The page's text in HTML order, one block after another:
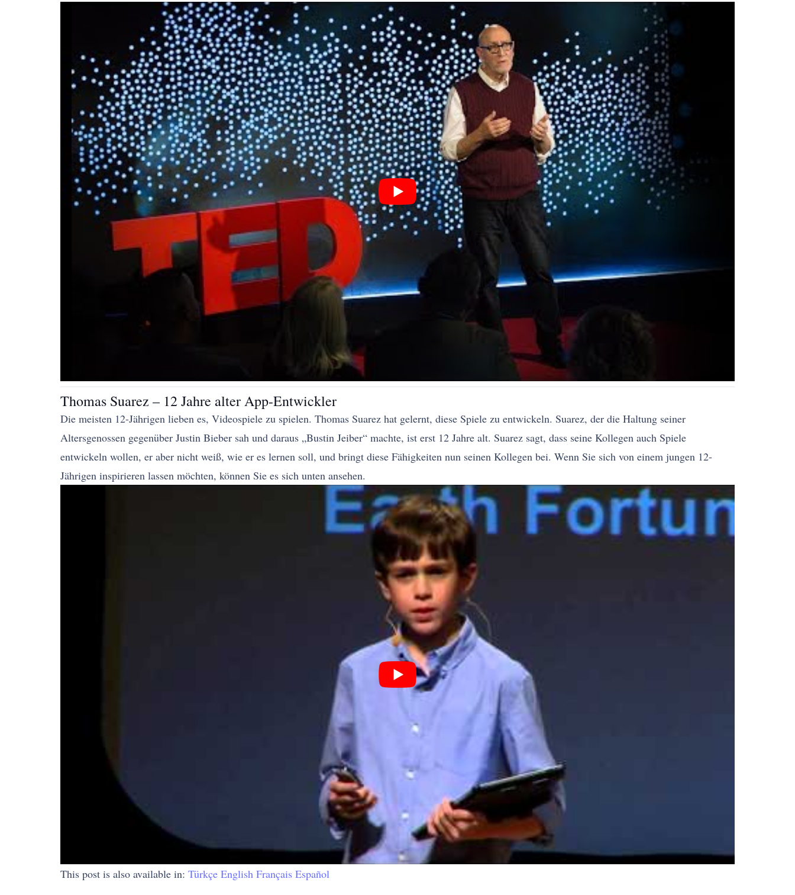
Thomas Suarez – 12 Jahre alter App-Entwickler
Die meisten 12-Jährigen lieben es, Videospiele zu spielen. Thomas Suarez hat gelernt, diese Spiele zu entwickeln. Suarez, der die Haltung seiner
Altersgenossen gegenüber Justin Bieber sah und daraus „Bustin Jeiber“ machte, ist erst 12 Jahre alt. Suarez sagt, dass seine Kollegen auch Spiele
entwickeln wollen, er aber nicht weiß, wie er es lernen soll, und bringt diese Fähigkeiten nun seinen Kollegen bei. Wenn Sie sich von einem jungen 12-
Jährigen inspirieren lassen möchten, können Sie es sich unten ansehen.
This post is also available in: Türkçe English Français Español